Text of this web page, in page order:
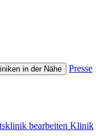
in der Nähe
Presse
bearbeiten Klinik